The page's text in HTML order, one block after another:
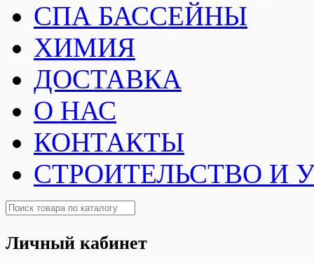
СПА БАССЕЙНЫ
ХИМИЯ
ДОСТАВКА
О НАС
КОНТАКТЫ
СТРОИТЕЛЬСТВО И
Личный кабинет